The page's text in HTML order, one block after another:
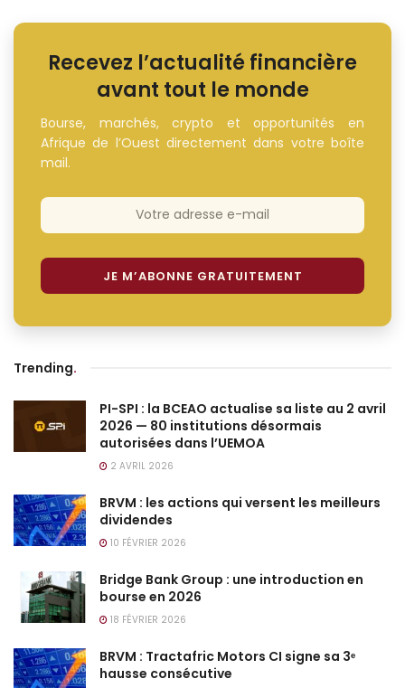
Recevez l’actualité financière
avant tout le monde
Bourse, marchés, crypto et opportunités en
Afrique de l’Ouest directement dans votre boîte
mail.
Trending.
PI-SPI : la BCEAO actualise sa liste au 2 avril
2026 — 80 institutions désormais
autorisées dans l’UEMOA
2 AVRIL 2026
BRVM : les actions qui versent les meilleurs
dividendes
10 FÉVRIER 2026
Bridge Bank Group : une introduction en
bourse en 2026
18 FÉVRIER 2026
BRVM : Tractafric Motors CI signe sa 3ᵉ
hausse consécutive